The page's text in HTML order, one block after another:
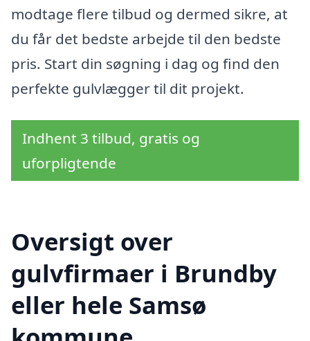
modtage flere tilbud og dermed sikre, at
du får det bedste arbejde til den bedste
pris. Start din søgning i dag og find den
perfekte gulvlægger til dit projekt.
Indhent 3 tilbud, gratis og
uforpligtende
Oversigt over
gulvfirmaer i Brundby
eller hele Samsø